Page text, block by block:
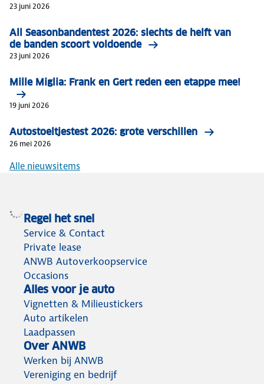
23 juni 2026
All Seasonbandentest 2026: slechts de helft van
de banden scoort voldoende
23 juni 2026
Mille Miglia: Frank en Gert reden een etappe mee!
19 juni 2026
Autostoeltjestest 2026: grote verschillen
26 mei 2026
Alle nieuwsitems
Regel het snel
Service & Contact
Private lease
ANWB Autoverkoopservice
Occasions
Alles voor je auto
Vignetten & Milieustickers
Auto artikelen
Laadpassen
Over ANWB
Werken bij ANWB
Vereniging en bedrijf